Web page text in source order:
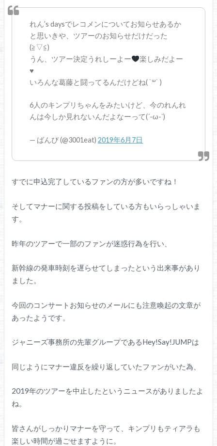
れん’s daysでレコメンについてお知らせあるか
と思いきや、ツアーのお知らせだけだった
(≧▽≦)
うん、ツアー決定うれしーよー
楽しみだよー
♥️
いろんな葛藤と闘ってるんだけどね( ˙꒳​˙ )
6人のキンプリちゃんをみたいけど、今のれんれ
んは今しか見れないんだよなーって(´-ω-`)
— ばんび (@3001eat)2019年6月7日
すでに申込完了しているファンの方が多いですね！
そしてマナーに関する投稿をしている方もいらっしゃいま
す。
昨年のツアーで一部のファンが迷惑行為を行い、
新幹線の発車時刻を遅らせてしまったという出来事があり
ました。
今回のコンサートお知らせのメールにも注意喚起の文章が
あったようです。
ジャニーズ事務所の先輩グループであるHey!Say!JUMPは
同じようにマナー違反を繰り返していたファンがいた為、
2019年のツアーを中止したというニュースがありましたよ
ね。
皆さんがしっかりマナーを守って、キンプリもティアラも
楽しい時間が過ごせますように。